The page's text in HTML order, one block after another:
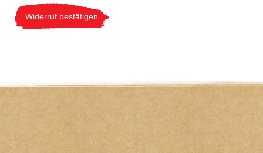
Widerruf bestätigen